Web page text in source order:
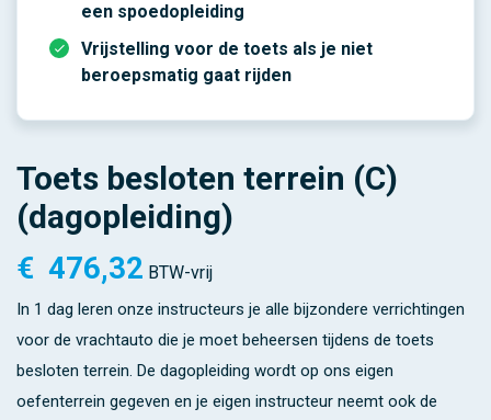
een spoedopleiding
Vrijstelling voor de toets als je niet
beroepsmatig gaat rijden
Toets besloten terrein (C)
(dagopleiding)
€ 476,32 BTW-vrij
In 1 dag leren onze instructeurs je alle bijzondere verrichtingen
voor de vrachtauto die je moet beheersen tijdens de toets
besloten terrein. De dagopleiding wordt op ons eigen
oefenterrein gegeven en je eigen instructeur neemt ook de